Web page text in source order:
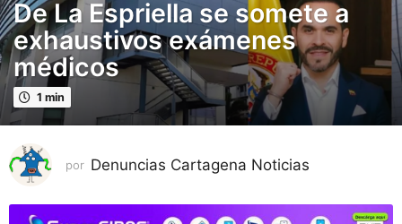
m
e
s
e
s
p
b
i
De La Espriella se somete a
exhaustivos exámenes
médicos
1 min
por Denuncias Cartagena Noticias